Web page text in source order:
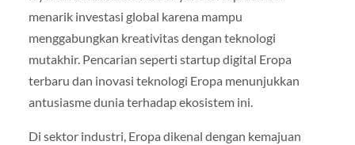
menarik investasi global karena mampu
menggabungkan kreativitas dengan teknologi
mutakhir. Pencarian seperti startup digital Eropa
terbaru dan inovasi teknologi Eropa menunjukkan
antusiasme dunia terhadap ekosistem ini.
Di sektor industri, Eropa dikenal dengan kemajuan